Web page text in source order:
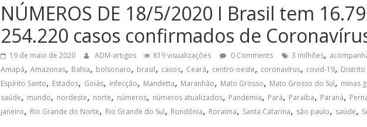
NÚMEROS DE 18/5/2020 I Brasil tem
254.220 casos confirmados de
19 de maio de 2020 ADM-artigos 819 visualizações 0 Comments 3 milhões,
Amapá, Amazonas, Bahia, bolsonaro, brasil, casos, Ceará, centro-oeste, coronavírus, covid-19, Distrito
Espírito Santo, Estados, Goiás, infecção, Mandetta, Maranhão, Mato Grosso, Mato Grosso do Sul, minas
saúde, mundo, nordeste, norte, números, números atualizados, Pandemia, Pará, Paraíba, Paraná,
janeiro, Rio Grande do Norte, Rio Grande do Sul, Rondônia, Roraima, Santa Catarina, são paulo, saúde,